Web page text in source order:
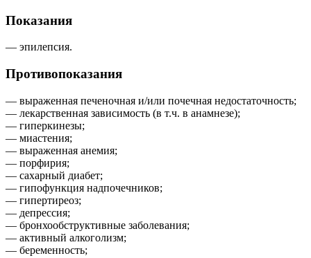
Показания
— эпилепсия.
Противопоказания
— выраженная печеночная и/или почечная недостаточность;
— лекарственная зависимость (в т.ч. в анамнезе);
— гиперкинезы;
— миастения;
— выраженная анемия;
— порфирия;
— сахарный диабет;
— гипофункция надпочечников;
— гипертиреоз;
— депрессия;
— бронхообструктивные заболевания;
— активный алкоголизм;
— беременность;